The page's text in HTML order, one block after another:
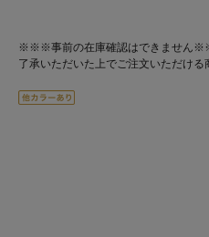
※※※事前の在庫確認はできません
了承いただいた上でご注文いただける